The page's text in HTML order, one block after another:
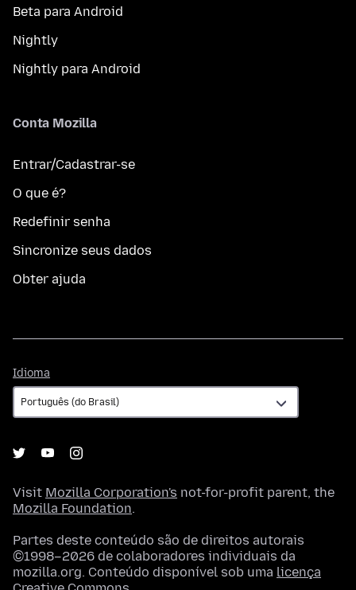
Beta para Android
Nightly
Nightly para Android
Conta Mozilla
Entrar/Cadastrar-se
O que é?
Redefinir senha
Sincronize seus dados
Obter ajuda
Idioma
Visit Mozilla Corporation's not-for-profit parent, the
Mozilla Foundation.
Partes deste conteúdo são de direitos autorais
©1998–2026 de colaboradores individuais da
mozilla.org. Conteúdo disponível sob uma licença